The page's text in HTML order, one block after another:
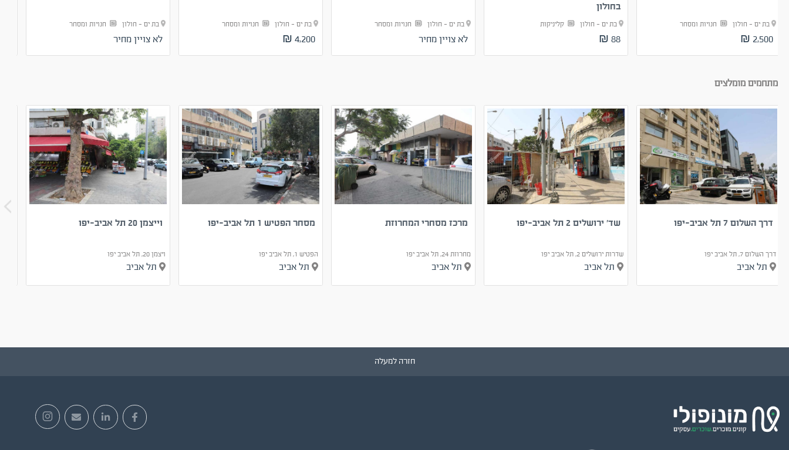
בת ים - חולון חנויות ומסחר
2,500 ₪
בחולון
בת ים - חולון קליניקות
88 ₪
בת ים - חולון חנויות ומסחר
לא צויין מחיר
בת ים - חולון חנויות ומסחר
4,200 ₪
בת ים - חולון חנויות ומסחר
לא צויין מחיר
מתחמים מומלצים
דרך השלום 7 תל אביב-יפו
דרך השלום 7, תל אביב יפו
תל אביב
שד׳ ירושלים 2 תל אביב-יפו
שדרות ירושלים 2, תל אביב יפו
תל אביב
מרכז מסחרי המחרוזת
מחרוזת 24, תל אביב יפו
תל אביב
מסחר הפטיש 1 תל אביב-יפו
הפטיש 1, תל אביב יפו
תל אביב
וייצמן 20 תל אביב-יפו
ויצמן‬ 20, תל אביב יפו
תל אביב
חזרה למעלה